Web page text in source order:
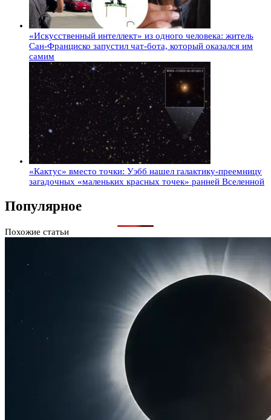
«Искусственный интеллект» из одного человека: житель
Сан-Франциско запустил чат-бота, который оказался им
самим
«Кактус» вместо точки: Уэбб нашел галактику-преемницу
загадочных «маленьких красных точек» ранней Вселенной
Популярное
Похожие статьи